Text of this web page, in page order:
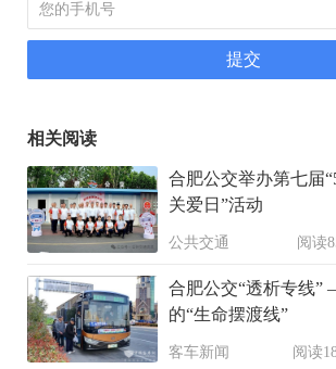
相关阅读
合肥公交举办第七届
关爱日”活动
公共交通 阅读
合肥公交“透析专线
的“生命摆渡线”
客车新闻 阅读